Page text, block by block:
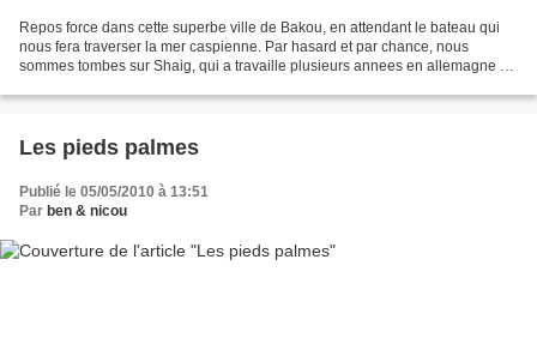
Repos force dans cette superbe ville de Bakou, en attendant le bateau qui
nous fera traverser la mer caspienne. Par hasard et par chance, nous
sommes tombes sur Shaig, qui a travaille plusieurs annees en allemagne et
Les pieds palmes
Publié le 05/05/2010 à 13:51
Par ben & nicou